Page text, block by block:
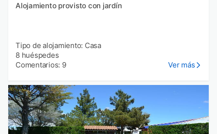
Alojamiento provisto con jardín
Tipo de alojamiento: Casa
8 huéspedes
Comentarios: 9
Ver más